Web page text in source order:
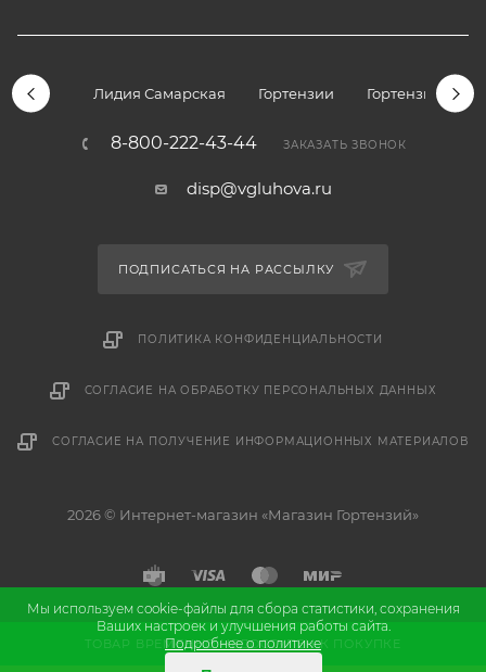
ТОВАР ВРЕМЕННО НЕДОСТУПЕН К ПОКУПКЕ
Лидия Самарская Гортензии Гортензии
8-800-222-43-44 ЗАКАЗАТЬ ЗВОНОК
disp@vgluhova.ru
ПОДПИСАТЬСЯ НА РАССЫЛКУ
ПОЛИТИКА КОНФИДЕНЦИАЛЬНОСТИ
СОГЛАСИЕ НА ОБРАБОТКУ ПЕРСОНАЛЬНЫХ ДАННЫХ
СОГЛАСИЕ НА ПОЛУЧЕНИЕ ИНФОРМАЦИОННЫХ МАТЕРИАЛОВ
2026 © Интернет-магазин «Магазин Гортензий»
Разработкаипродвижение сайта
Мы используем cookie-файлы для сбора статистики, сохранения
Ваших настроек и улучшения работы сайта.
Подробнее о политике